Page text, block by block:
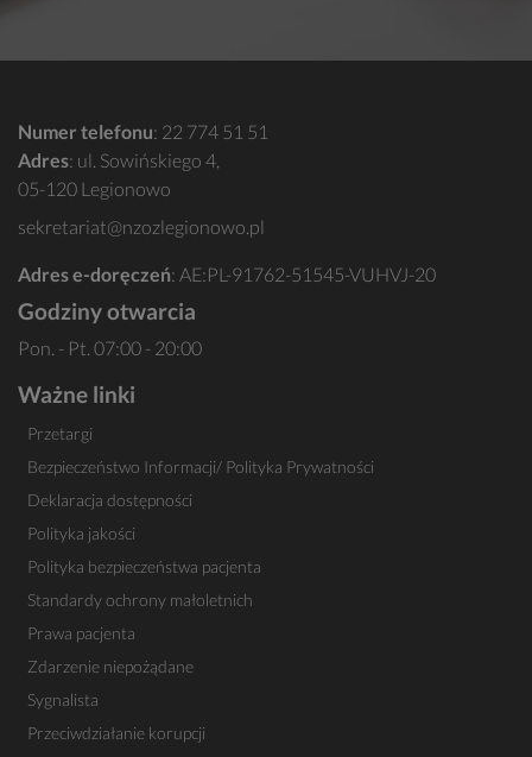
Numer telefonu: 22 774 51 51
Adres: ul. Sowińskiego 4,
05-120 Legionowo
sekretariat@nzozlegionowo.pl
Adres e-doręczeń: AE:PL-91762-51545-VUHVJ-20
Godziny otwarcia
Pon. - Pt. 07:00 - 20:00
Ważne linki
Przetargi
Bezpieczeństwo Informacji/ Polityka Prywatności
Deklaracja dostępności
Polityka jakości
Polityka bezpieczeństwa pacjenta
Standardy ochrony małoletnich
Prawa pacjenta
Zdarzenie niepożądane
Sygnalista
Przeciwdziałanie korupcji